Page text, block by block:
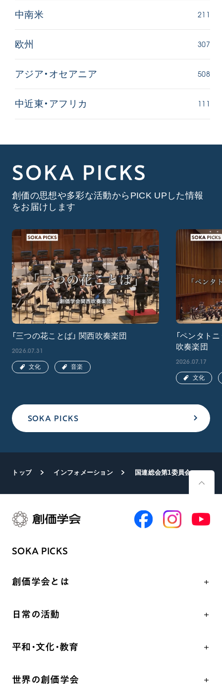
中南米 211
欧州 307
アジア・オセアニア 508
中近東・アフリカ 111
SOKA PICKS
創価の思想や多彩な活動からPICK UPした情報
をお届けします
SOKA PICKS
「三つの花ことば」 関西吹奏楽団
2026.07.31
文化 音楽
「ペンタト
吹奏楽団
2026.07.17
文化
トップ インフォメーション 国連総会第1委員会 SGIが賛同署名の共同声明を発表
SOKA PICKS
創価学会とは
祈り
聖典
日常の活動
座談会
平和・文化・教育
世界の創価学会